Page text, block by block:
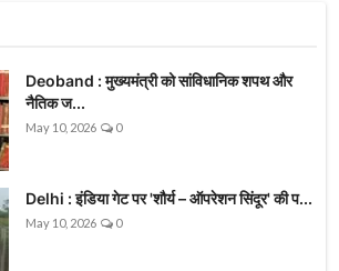
Deoband : मुख्यमंत्री को सांविधानिक शपथ और
नैतिक ज...
May 10, 2026 0
Delhi : इंडिया गेट पर 'शौर्य – ऑपरेशन सिंदूर' की प...
May 10, 2026 0